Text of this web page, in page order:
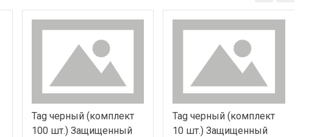
Tag черный (комплект
100 шт.) Защищенный
Tag черный (комплект
10 шт.) Защищенный